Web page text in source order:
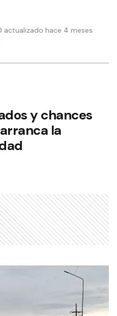
hace 4 meses
y chances
la